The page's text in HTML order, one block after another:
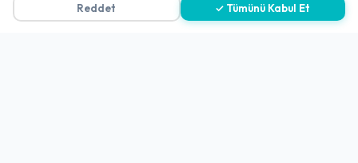
Çerez Politikası
Reddet
✓ Tümünü Kabul Et